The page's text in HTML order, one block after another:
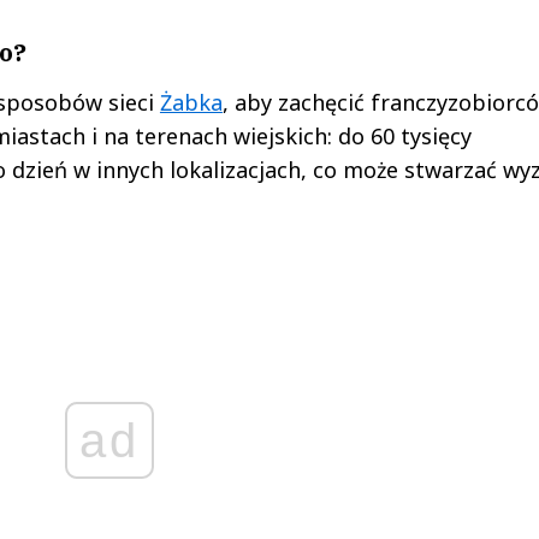
sieci Żabka, aby zachęcić
i na terenach wiejskich: do 60 tysięcy
w innych lokalizacjach, co może stwarzać
ad